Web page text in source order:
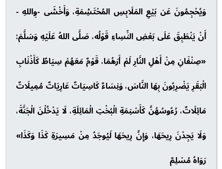
وَيُحْجِمُونَ عَن بَيْعِ المَلَابِسِ المُحْتَشِمَةِ، وَأَخْشَى -وِاللهِ -
أَنْ يَنْطَبِقَ عَلَى بَعْضِ النِّسِاءِ قَوْلُه، صَلَّى اللهُ عَلَيْهِ وَسَلَّمَ:
«صِنْفَانِ مِنْ أَهْلِ النَّارِ لَمْ أَرَهُمَا، قَوْمٌ مَعَهُمْ سِيَاطٌ كَأَذْنَابِ
الْبَقَرِ يَضْرِبُونَ بِهَا النَّاسَ، وَنِسَاءٌ كَاسِيَاتٌ عَارِيَاتٌ مُمِيلَاتٌ
مَائِلَاتٌ، رُءُوسُهُنَّ كَأَسْنِمَةِ الْبُخْتِ الْمَائِلَةِ، لَا يَدْخُلْنَ الْجَنَّةَ،
وَلَا يَجِدْنَ رِيحَهَا، وَإِنَّ رِيحَهَا لَيُوجَدُ مِنْ مَسِيرَةِ كَذَا وَكَذَا»
رَوَاهُ مُسْلِمٌ